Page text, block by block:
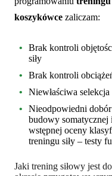
koszykówce zaliczam:
Brak kontroli
siły
Brak kontroli
Niewłaściwa
Nieodpowiedni
budowy somatycznej
wstępnej oceny
treningu siły – testy
Jaki trening siłowy jest